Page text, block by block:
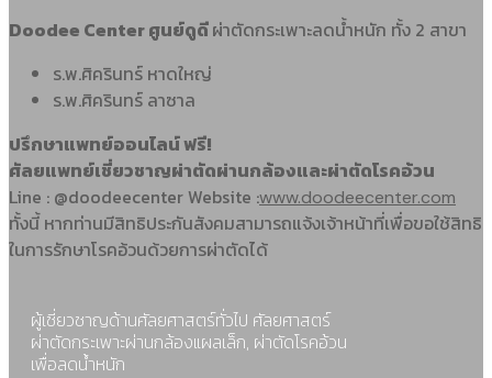
Doodee Center ศูนย์ดูดีผ่าตัดกระเพาะลดน้ำหนัก ทั้ง 2 สาขา
ร.พ.ศิครินทร์ หาดใหญ่
ร.พ.ศิครินทร์ ลาซาล
ปรึกษาแพทย์ออนไลน์ ฟรี!
ศัลยแพทย์เชี่ยวชาญผ่าตัดผ่านกล้องและผ่าตัดโรคอ้วน
Line : @doodeecenter Website :www.doodeecenter.com
ทั้งนี้ หากท่านมีสิทธิประกันสังคมสามารถแจ้งเจ้าหน้าที่เพื่อขอใช้สิทธิ
ในการรักษาโรคอ้วนด้วยการผ่าตัดได้
ผู้เชี่ยวชาญด้านศัลยศาสตร์ทั่วไป ศัลยศาสตร์
ผ่าตัดกระเพาะผ่านกล้องแผลเล็ก, ผ่าตัดโรคอ้วน
เพื่อลดน้ำหนัก